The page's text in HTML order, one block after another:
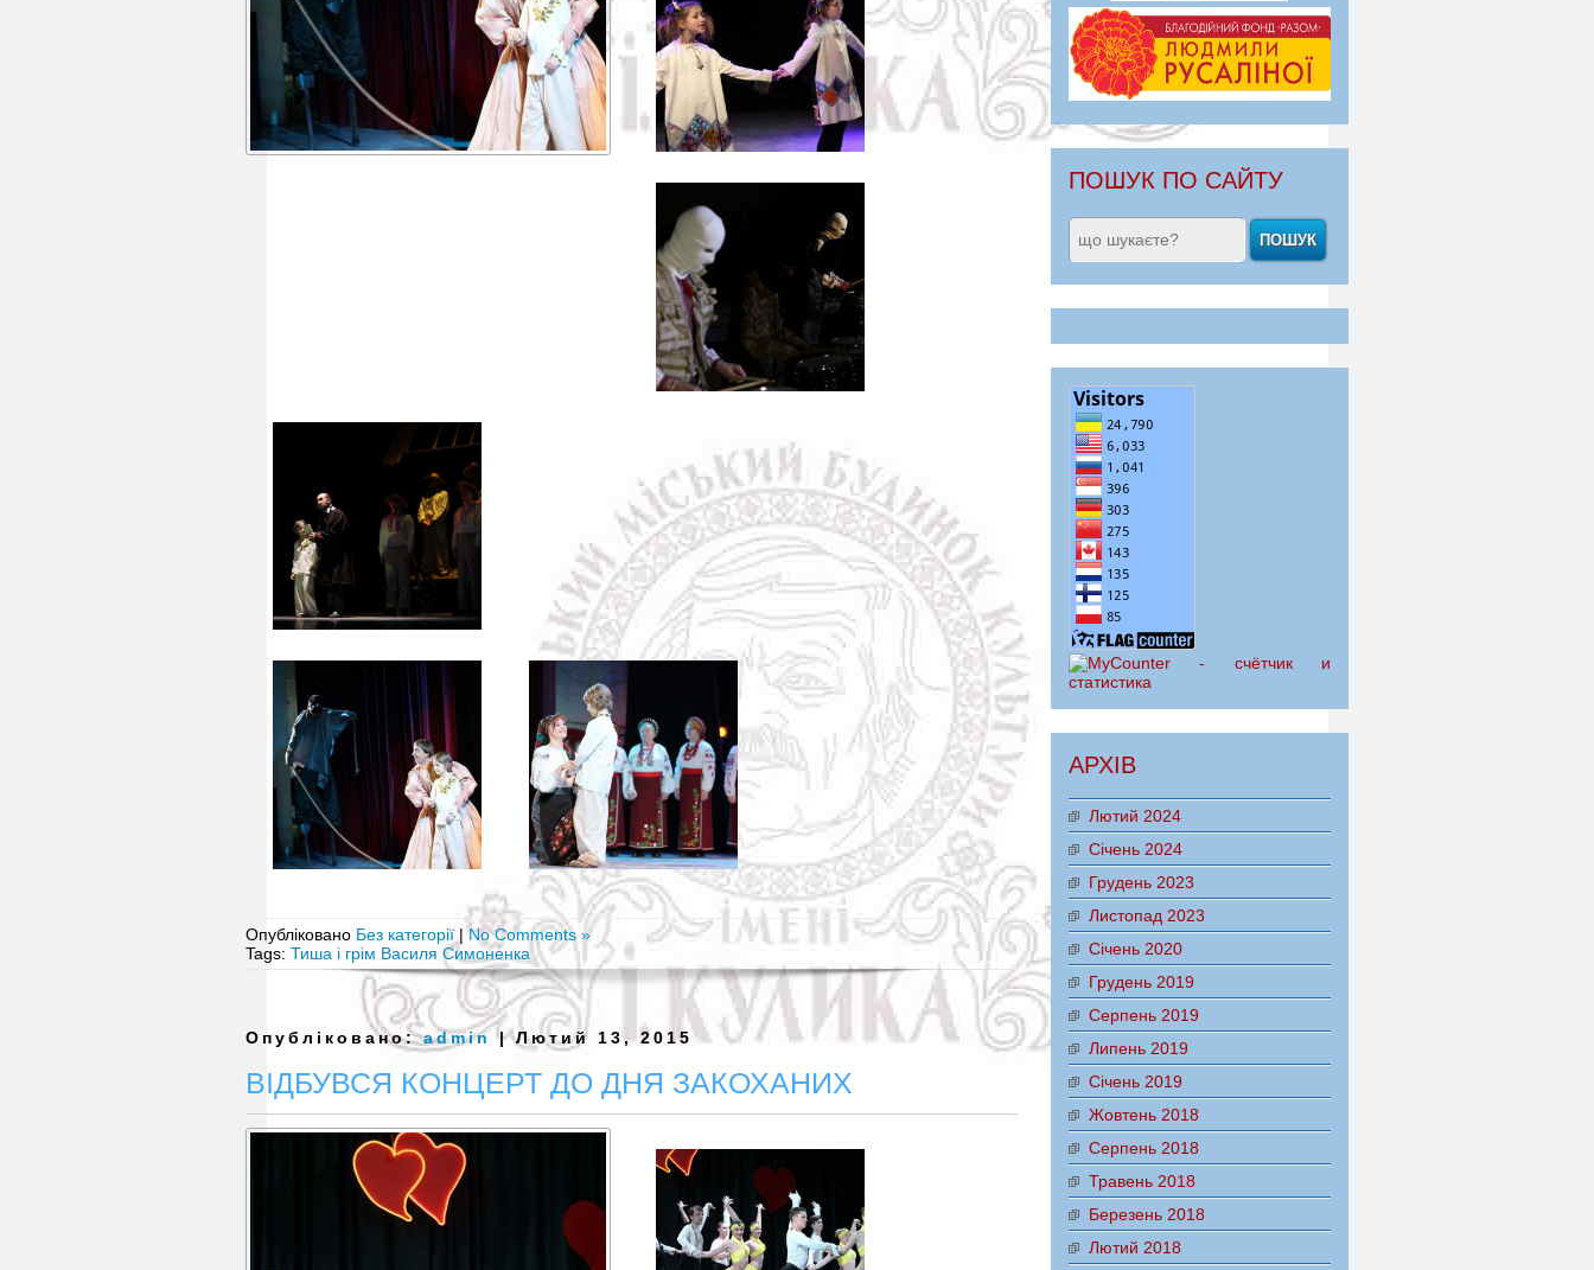
Опубліковано Без категорії |No Comments »
Tags: Тиша і грім Василя Симоненка
Опубліковано:admin | Лютий 13, 2015
ВІДБУВСЯ КОНЦЕРТ ДО ДНЯ ЗАКОХАНИХ
ПОШУК ПО САЙТУ
АРХІВ
Лютий 2024
Січень 2024
Грудень 2023
Листопад 2023
Січень 2020
Грудень 2019
Серпень 2019
Липень 2019
Січень 2019
Жовтень 2018
Серпень 2018
Травень 2018
Березень 2018
Лютий 2018